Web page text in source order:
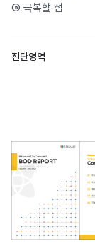
⑤ 극복할 점
진단영역